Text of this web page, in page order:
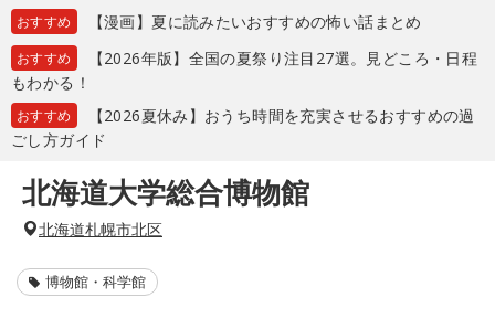
おすすめ 【漫画】夏に読みたいおすすめの怖い話まとめ
おすすめ
【2026年版】全国の夏祭り注目27選。見どころ・日程
もわかる！
おすすめ
【2026夏休み】おうち時間を充実させるおすすめの過
ごし方ガイド
北海道大学総合博物館
北海道札幌市北区
博物館・科学館